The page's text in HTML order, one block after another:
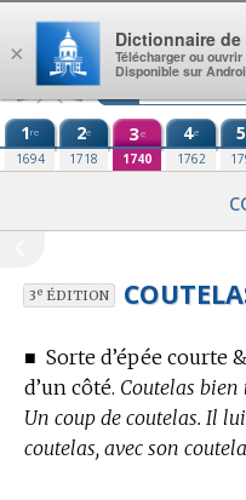
Aller au contenu
1re
1694
2e
1718
3e
1740
4e
1762
5
3eÉDITION
■ Sorte d’épée courte
d’un côté. Coutelas bien
Un coup de coutelas. Il
coutelas, avec son
×
Dictionnaire de
Télécharger ou
Disponible sur